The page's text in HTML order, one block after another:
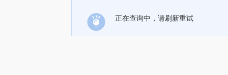
正在查询中，请刷新重试